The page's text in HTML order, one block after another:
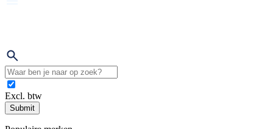
Excl. btw
Submit